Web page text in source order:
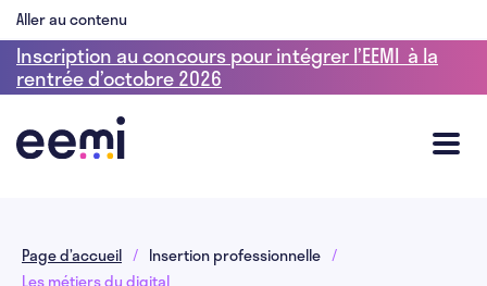
Aller au contenu
Inscription au concours pour intégrer l’EEMI à la
rentrée d’octobre 2026
Page d’accueil / Insertion professionnelle /
Les métiers du digital